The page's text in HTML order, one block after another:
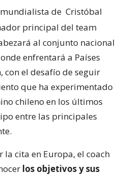
mundialista de Cristóbal
principal del team
al conjunto nacional
enfrentará a Países
con el desafío de seguir
que ha experimentado
chileno en los últimos
entre las principales
la cita en Europa, el coach
los objetivos y sus